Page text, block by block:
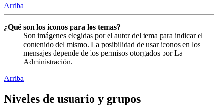
Arriba
¿Qué son los iconos para los temas?
Son imágenes elegidas por el autor del tema para indicar el
contenido del mismo. La posibilidad de usar iconos en los
mensajes depende de los permisos otorgados por La
Administración.
Arriba
Niveles de usuario y grupos